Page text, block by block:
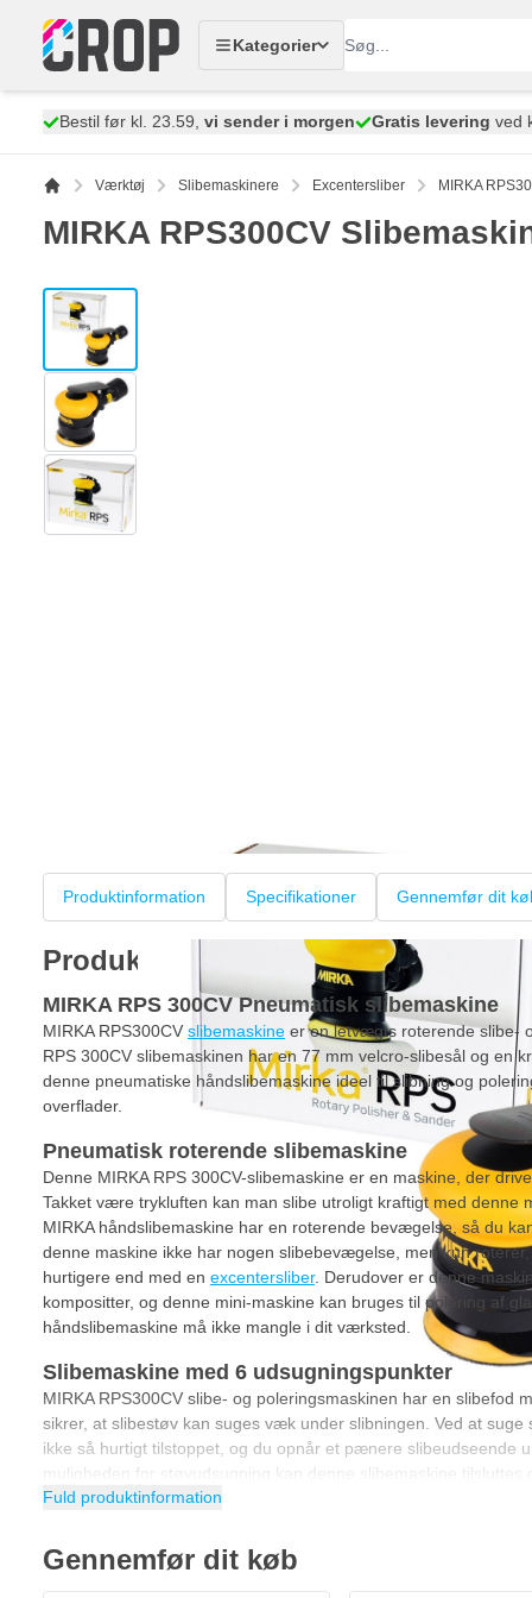
Kategorier
Bestil før kl. 23.59, vi sender i morgen Gratis levering ved
Værktøj Slibemaskinere Excentersliber MIRKA
MIRKA RPS300CV
View larger image
View larger image
View larger image
Produktinformation Specifikationer Gennemfør dit
Produktinformation
MIRKA RPS 300CV Pneumatisk slibemaskine
MIRKA RPS300CV slibemaskine er en letvægts roterende slibe-
RPS 300CV slibemaskinen har en 77 mm velcro-slibesål og en
denne pneumatiske håndslibemaskine ideel til slibning og
overflader.
Pneumatisk roterende slibemaskine
Denne MIRKA RPS 300CV-slibemaskine er en maskine, der
Takket være trykluften kan man slibe utroligt kraftigt med denne
MIRKA håndslibemaskine har en roterende bevægelse, så du
denne maskine ikke har nogen slibebevægelse, men kun
hurtigere end med en excentersliber. Derudover er denne
kompositter, og denne mini-maskine kan bruges til polering af
håndslibemaskine må ikke mangle i dit værksted.
Slibemaskine med 6 udsugningspunkter
MIRKA RPS300CV slibe- og poleringsmaskinen har en slibefod
sikrer, at slibestøv kan suges væk under slibningen. Ved at
ikke så hurtigt tilstoppet, og du opnår et pænere slibeudseende
muligheden for støvudsugning kan denne slibemaskine tilsluttes
eller enslibestøvsuger.
MIRKA RPS300CV er en professionel slibemaskine med
Fuld produktinformation
Gennemfør dit køb